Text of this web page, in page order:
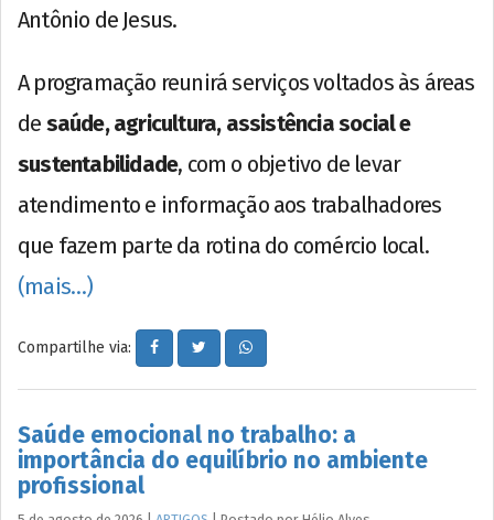
Antônio de Jesus.
A programação reunirá serviços voltados às áreas
de saúde, agricultura, assistência social e
sustentabilidade, com o objetivo de levar
atendimento e informação aos trabalhadores
que fazem parte da rotina do comércio local.
(mais…)
Compartilhe via:
Saúde emocional no trabalho: a
importância do equilíbrio no ambiente
profissional